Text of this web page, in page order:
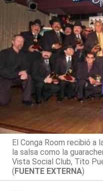
El Conga Room recibió a
la salsa como la
Vista Social Club, Tito
(FUENTE EXTERNA)